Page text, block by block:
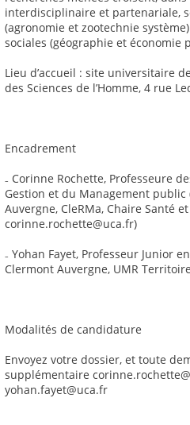
interdisciplinaire et partenariale,
(agronomie et zootechnie
sociales (géographie et économie
Lieu d’accueil : site universitaire
des Sciences de l’Homme, 4 rue
Encadrement
₋ Corinne Rochette, Professeure
Gestion et du Management
Auvergne, CleRMa, Chaire Santé
corinne.rochette@uca.fr)
₋ Yohan Fayet, Professeur Junior
Clermont Auvergne, UMR
Modalités de candidature
Envoyez votre dossier, et toute
supplémentaire
yohan.fayet@uca.fr